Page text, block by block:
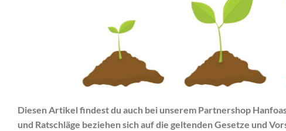
Diesen Artikel findest du auch bei unserem Partnershop
und Ratschläge beziehen sich auf die geltenden Gesetze und